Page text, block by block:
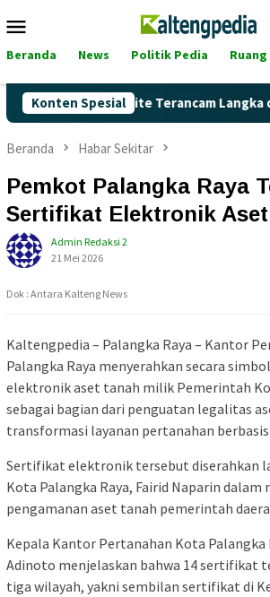
ke
Mobile
Beranda News Politik Pedia
Konten Spesial
Akankah Pertalite Terancam Langka di
Beranda Habar Sekitar
Pemkot Palangka Raya
Sertifikat Elektronik Aset
Admin Redaksi 2
21 Mei 2026
Dok : Antara Kalteng News
Kaltengpedia – Palangka Raya – Kantor
Palangka Raya menyerahkan secara
elektronik aset tanah milik Pemerintah
sebagai bagian dari penguatan legalitas
transformasi layanan pertanahan
Sertifikat elektronik tersebut diserahkan
Kota Palangka Raya, Fairid Naparin dalam
pengamanan aset tanah pemerintah
Kepala Kantor Pertanahan Kota Palangka
Adinoto menjelaskan bahwa 14 sertifikat
tiga wilayah, yakni sembilan sertifikat di